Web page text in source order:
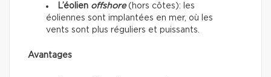
L’éolien offshore(hors côtes): les
éoliennes sont implantées en mer, où les
vents sont plus réguliers et puissants.
Avantages